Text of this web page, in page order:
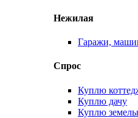
Нежилая
Гаражи,
Спрос
Куплю
Куплю дачу
Куплю